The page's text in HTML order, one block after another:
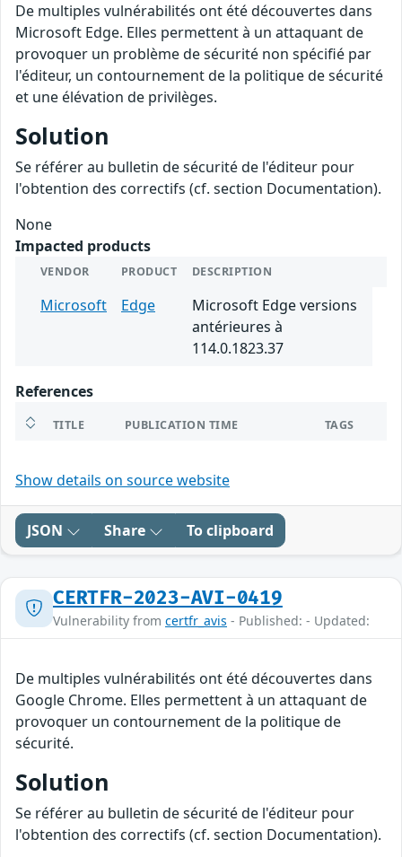
De multiples vulnérabilités ont été découvertes dans
Microsoft Edge. Elles permettent à un attaquant de
provoquer un problème de sécurité non spécifié par
l'éditeur, un contournement de la politique de sécurité
et une élévation de privilèges.
Solution
Se référer au bulletin de sécurité de l'éditeur pour
l'obtention des correctifs (cf. section Documentation).
None
Impacted products
VENDOR PRODUCT DESCRIPTION
Microsoft Edge
Microsoft Edge versions
antérieures à
114.0.1823.37
References
TITLE PUBLICATION TIME TAGS
Show details on source website
JSON Share To clipboard
CERTFR-2023-AVI-0419
Vulnerability from certfr_avis - Published: - Updated:
De multiples vulnérabilités ont été découvertes dans
Google Chrome. Elles permettent à un attaquant de
provoquer un contournement de la politique de
sécurité.
Solution
Se référer au bulletin de sécurité de l'éditeur pour
l'obtention des correctifs (cf. section Documentation).